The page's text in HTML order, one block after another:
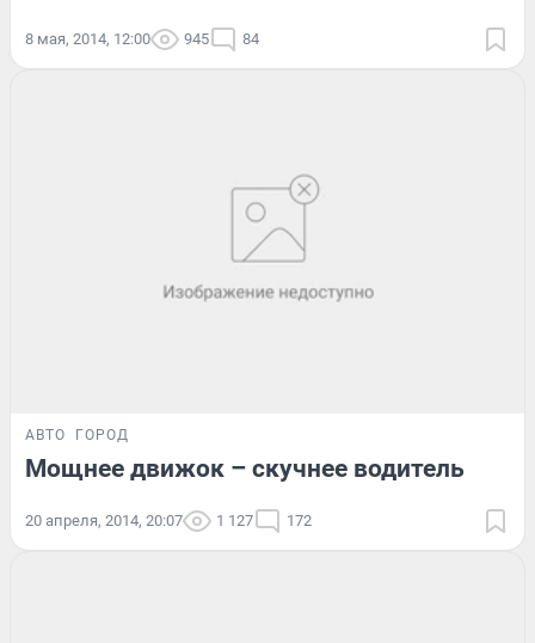
8 мая, 2014, 12:00 945 84
АВТО ГОРОД
Мощнее движок – скучнее водитель
20 апреля, 2014, 20:07 1 127 172